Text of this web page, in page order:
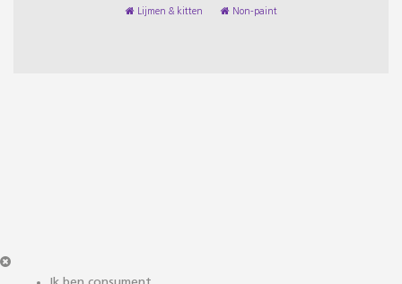
Lijmen & kitten Non-paint